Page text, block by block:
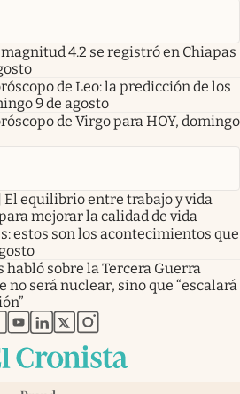
4.2 se registró en Chiapas
de Leo: la predicción de los
9 de agosto
de Virgo para HOY, domingo
El equilibrio entre trabajo y vida
mejorar la calidad de vida
estos son los acontecimientos que
habló sobre la Tercera Guerra
no será nuclear, sino que “escalará
abre en nueva pestaña
abre en nueva pestaña
abre en nueva pestaña
abre en nueva pestaña
abre en nueva pestaña